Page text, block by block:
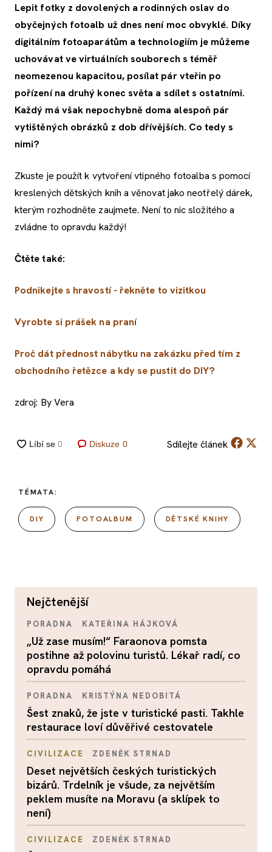
Lepit fotky z dovolených a rodinných oslav do
obyčejných fotoalb už dnes není moc obvyklé. Díky
digitálním fotoaparátům a technologiím je můžeme
uchovávat ve virtuálních souborech s téměř
neomezenou kapacitou, posílat pár vteřin po
pořízení na druhý konec světa a sdílet s ostatními.
Každý má však nepochybně doma alespoň pár
vytištěných obrázků z dob dřívějších. Co tedy s
nimi?
Zkuste je použít k vytvoření vtipného fotoalba s pomocí
kreslených dětských knih a věnovat jako neotřelý dárek,
kterým rozhodněte zaujmete. Není to nic složitého a
zvládne to opravdu každý!
Čtěte také:
Podnikejte s hravostí - řekněte to vizitkou
Vyrobte si prášek na praní
Proč dát přednost nábytku na zakázku před tím z
obchodního řetězce a kdy se pustit do DIY?
zdroj: By Vera
Diskuze 0 Sdílejte článek
TÉMATA:
DIY FOTOALBUM DĚTSKÉ KNIHY
nejčtenější
PORADNA KATEŘINA HÁJKOVÁ
„Už zase musím!“ Faraonova pomsta
postihne až polovinu turistů. Lékař radí, co
opravdu pomáhá
PORADNA KRISTÝNA NEDOBITÁ
Šest znaků, že jste v turistické pasti. Takhle
restaurace loví důvěřivé cestovatele
CIVILIZACE ZDENĚK STRNAD
Deset největších českých turistických
bizárů. Trdelník je všude, za největším
peklem musíte na Moravu (a sklípek to
není)
CIVILIZACE ZDENĚK STRNAD